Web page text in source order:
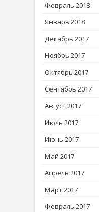
Февраль 2018
Январь 2018
Декабрь 2017
Ноябрь 2017
Октябрь 2017
Сентябрь 2017
Август 2017
Июль 2017
Июнь 2017
Май 2017
Апрель 2017
Март 2017
Февраль 2017